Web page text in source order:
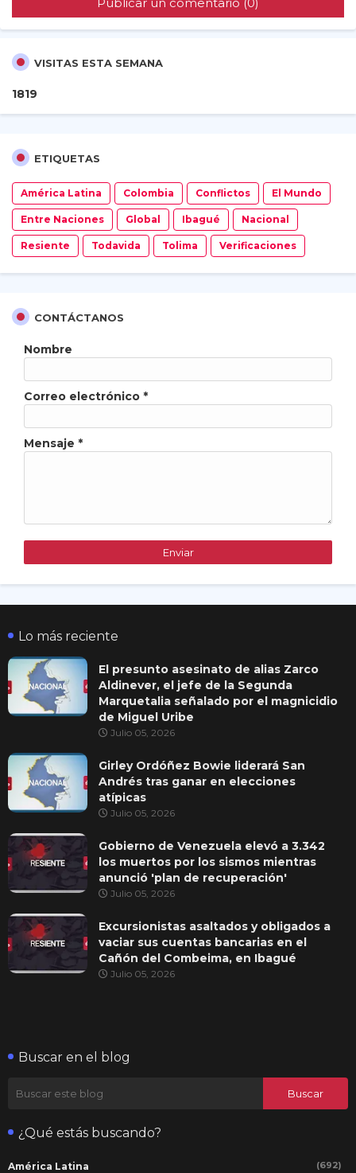
VISITAS ESTA SEMANA
1819
ETIQUETAS
América Latina Colombia Conflictos El Mundo
Entre Naciones Global Ibagué Nacional
Resiente Todavida Tolima Verificaciones
CONTÁCTANOS
Nombre
Correo electrónico *
Mensaje *
Lo más reciente
El presunto asesinato de alias Zarco
Aldinever, el jefe de la Segunda
Marquetalia señalado por el magnicidio
de Miguel Uribe
Julio 05, 2026
Girley Ordóñez Bowie liderará San
Andrés tras ganar en elecciones
atípicas
Julio 05, 2026
Gobierno de Venezuela elevó a 3.342
los muertos por los sismos mientras
anunció 'plan de recuperación'
Julio 05, 2026
Excursionistas asaltados y obligados a
vaciar sus cuentas bancarias en el
Cañón del Combeima, en Ibagué
Julio 05, 2026
Buscar en el blog
¿Qué estás buscando?
América Latina (692)